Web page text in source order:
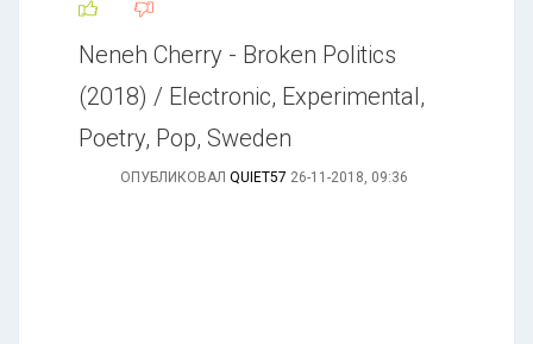
Neneh Cherry - Broken Politics
(2018) / Electronic, Experimental,
Poetry, Pop, Sweden
ОПУБЛИКОВАЛ QUIET57 26-11-2018, 09:36